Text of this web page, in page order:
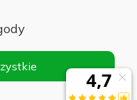
własnością:
Jerozolimskie 176, NIP